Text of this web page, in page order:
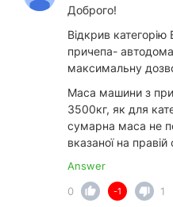
Доброго!
Відкрив
причепа-
максимальну
Маса машини з
3500кг, як для
сумарна маса не
вказаної на правій
Answer
0
-1 1